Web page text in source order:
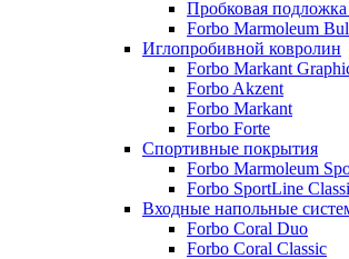
Пробковая
Forbo Marmoleum
Иглопробивной ковролин
Forbo Markant
Forbo Akzent
Forbo Markant
Forbo Forte
Спортивные покрытия
Forbo Marmoleum
Forbo SportLine
Входные напольные
Forbo Coral Duo
Forbo Coral Classic